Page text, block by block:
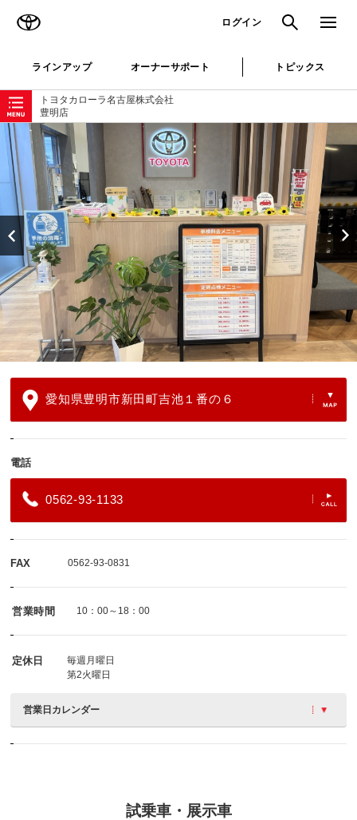
ログイン 検索 メニュ
ラインアップ オーナーサポート トピックス
トヨタカローラ名古屋株式会社
豊明店
ローカルナビゲーション
愛知県豊明市新田町吉池１番の６
電話
0562-93-1133
FAX 0562-93-0831
営業時間 10：00～18：00
定休日
毎週月曜日
第2火曜日
営業日カレンダー
試乗車・展示車